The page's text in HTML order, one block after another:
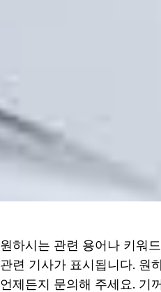
원하시는 관련 용어나 키워
관련 기사가 표시됩니다. 원
언제든지 문의해 주세요. 기